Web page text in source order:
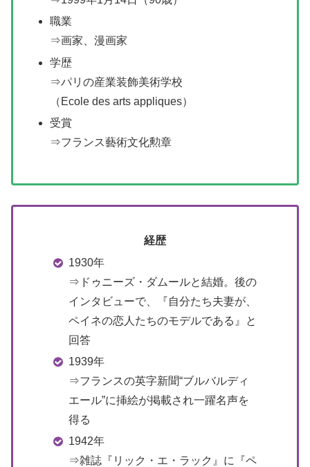
職業
⇒画家、漫画家
学歴
⇒パリの産業装飾美術学校
（Ecole des arts appliques）
受賞
⇒フランス藝術文化勲章
経歴
1930年
⇒ドゥニーズ・ダムールと結婚。後の
インタビューで、『自分たち夫妻が、
ペイネの恋人たちのモデルである』と
回答
1939年
⇒フランスの英字新聞“ブルバルディ
エール”に挿絵が掲載され一躍名声を
得る
1942年
⇒雑誌『リック・エ・ラック』に『ペ